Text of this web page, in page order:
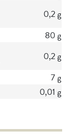
0,2 g
80 g
0,2 g
7 g
0,01 g